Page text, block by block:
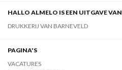
HALLO ALMELO IS EEN UITGAVE VAN
DRUKKERIJ VAN BARNEVELD
PAGINA'S
VACATURES